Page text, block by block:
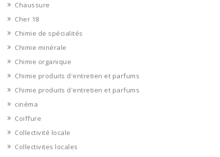
Chaussure
Cher 18
Chimie de spécialités
Chimie minérale
Chimie organique
Chimie produits d'entretien et parfums
Chimie produits d'entretien et parfums
cinéma
Coiffure
Collectivité locale
Collectivites locales